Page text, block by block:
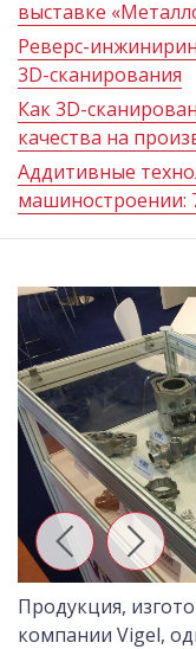
выставке
Реверс-
3D-сканирования
Как 3D-
качества на
Аддитивные
машиностроении:
Продукция,
компании Vigel,